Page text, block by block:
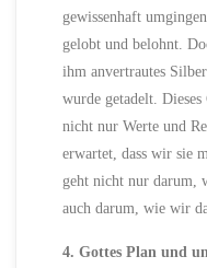
gewissenhaft
gelobt und belohnt.
ihm anvertrautes
wurde getadelt.
nicht nur Werte und
erwartet, dass wir sie
geht nicht nur darum,
auch darum, wie wir
4. Gottes Plan und